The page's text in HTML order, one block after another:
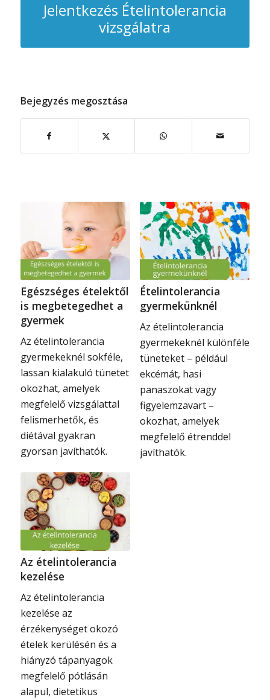
Jelentkezés Ételintolerancia
vizsgálatra
Bejegyzés megosztása
Egészséges ételektől
is megbetegedhet a
gyermek
Az ételintolerancia
gyermekeknél sokféle,
lassan kialakuló tünetet
okozhat, amelyek
megfelelő vizsgálattal
felismerhetők, és
diétával gyakran
gyorsan javíthatók.
Ételintolerancia
gyermekünknél
Az ételintolerancia
gyermekeknél különféle
tüneteket – például
ekcémát, hasi
panaszokat vagy
figyelemzavart –
okozhat, amelyek
megfelelő étrenddel
javíthatók.
Az ételintolerancia
kezelése
Az ételintolerancia
kezelése az
érzékenységet okozó
ételek kerülésén és a
hiányzó tápanyagok
megfelelő pótlásán
alapul, dietetikus